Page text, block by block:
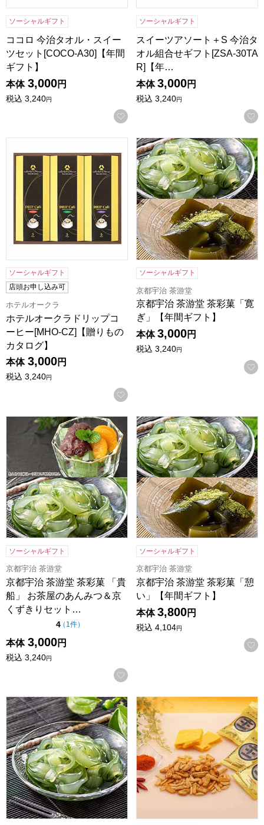
ソーシャルギフト
ココロ 今治タオル・スイー
ツセット[COCO-A30]【年間
ギフト】
本体 3,000円
税込 3,240円
お気に入りに登録する
ソーシャルギフト
スイーツアソート＋S 今治タ
オル組合せギフト[ZSA-30TA
R]【年…
本体 3,000円
税込 3,240円
ホテルオークラドリップコーヒー[MHO-CZ]【贈りものカタ
ソーシャルギフト
店頭お申し込み可
ホテルオークラ
ホテルオークラドリップコ
ーヒー[MHO-CZ]【贈りもの
カタログ】
本体 3,000円
税込 3,240円
お気に入りに登録する
京都宇治 茶游堂 茶彩菓「寛
ソーシャルギフト
京都宇治 茶游堂
京都宇治 茶游堂 茶彩菓「寛
ぎ」【年間ギフト】
本体 3,000円
税込 3,240円
京都宇治 茶游堂 茶彩菓 「貴船」 お茶屋のあんみつ＆京く
ソーシャルギフト
京都宇治 茶游堂
京都宇治 茶游堂 茶彩菓 「貴
船」 お茶屋のあんみつ＆京
くずきりセット…
4点（5点満点中）
（ 1件の評価
）
本体 3,000円
税込 3,240円
お気に入りに登録する
京都宇治 茶游堂 茶彩菓「憩
ソーシャルギフト
京都宇治 茶游堂
京都宇治 茶游堂 茶彩菓「憩
い」【年間ギフト】
本体 3,800円
税込 4,104円
京都宇治 茶游堂 京くずきりギフトセット「茶彩菓(涼み)」
王様堂本店 王のかきたね詰